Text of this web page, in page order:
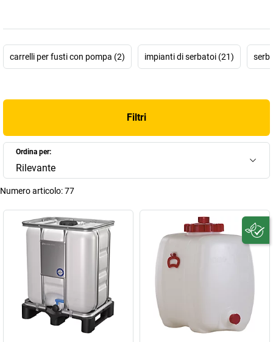
+Visualizza di più
carrelli per fusti con pompa (2)
impianti di serbatoi (21)
Filtri
Ordina per:
Rilevante
Numero articolo:77